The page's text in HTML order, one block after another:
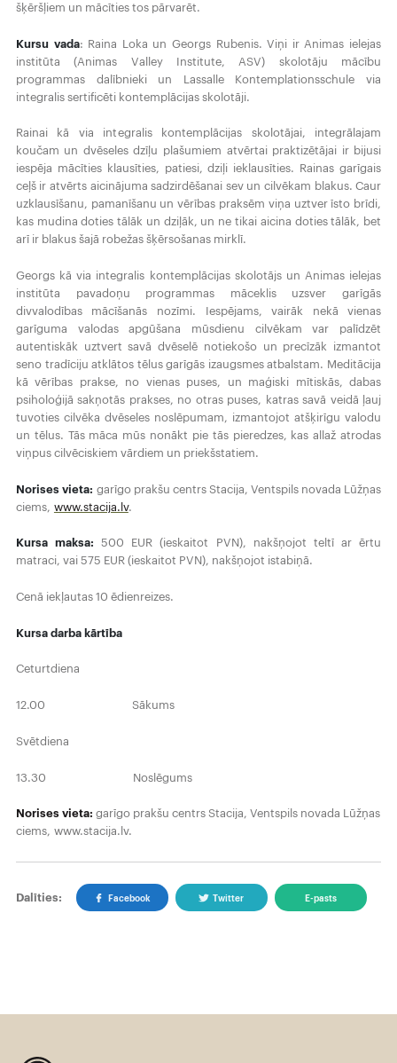
šķēršļiem un mācīties tos pārvarēt.
Kursu vada: Raina Loka un Georgs Rubenis. Viņi ir Animas ielejas
institūta (Animas Valley Institute, ASV) skolotāju mācību
programmas dalībnieki un Lassalle Kontemplationsschule via
integralis sertificēti kontemplācijas skolotāji.
Rainai kā via integralis kontemplācijas skolotājai, integrālajam
koučam un dvēseles dzīļu plašumiem atvērtai praktizētājai ir bijusi
iespēja mācīties klausīties, patiesi, dziļi ieklausīties. Rainas garīgais
ceļš ir atvērts aicinājuma sadzirdēšanai sev un cilvēkam blakus. Caur
uzklausīšanu, pamanīšanu un vērības praksēm viņa uztver īsto brīdi,
kas mudina doties tālāk un dziļāk, un ne tikai aicina doties tālāk, bet
arī ir blakus šajā robežas šķērsošanas mirklī.
Georgs kā via integralis kontemplācijas skolotājs un Animas ielejas
institūta pavadoņu programmas māceklis uzsver garīgās
divvalodības mācīšanās nozīmi. Iespējams, vairāk nekā vienas
garīguma valodas apgūšana mūsdienu cilvēkam var palīdzēt
autentiskāk uztvert savā dvēselē notiekošo un precīzāk izmantot
seno tradīciju atklātos tēlus garīgās izaugsmes atbalstam. Meditācija
kā vērības prakse, no vienas puses, un maģiski mītiskās, dabas
psiholoģijā sakņotās prakses, no otras puses, katras savā veidā ļauj
tuvoties cilvēka dvēseles noslēpumam, izmantojot atšķirīgu valodu
un tēlus. Tās māca mūs nonākt pie tās pieredzes, kas allaž atrodas
viņpus cilvēciskiem vārdiem un priekšstatiem.
Norises vieta: garīgo prakšu centrs Stacija, Ventspils novada Lūžņas
ciems, www.stacija.lv.
Kursa maksa: 500 EUR (ieskaitot PVN), nakšņojot teltī ar ērtu
matraci, vai 575 EUR (ieskaitot PVN), nakšņojot istabiņā.
Cenā iekļautas 10 ēdienreizes.
Kursa darba kārtība
Ceturtdiena
12.00 Sākums
Svētdiena
13.30 Noslēgums
Norises vieta: garīgo prakšu centrs Stacija, Ventspils novada Lūžņas
ciems, www.stacija.lv.
Dalīties: Facebook Twitter E-pasts